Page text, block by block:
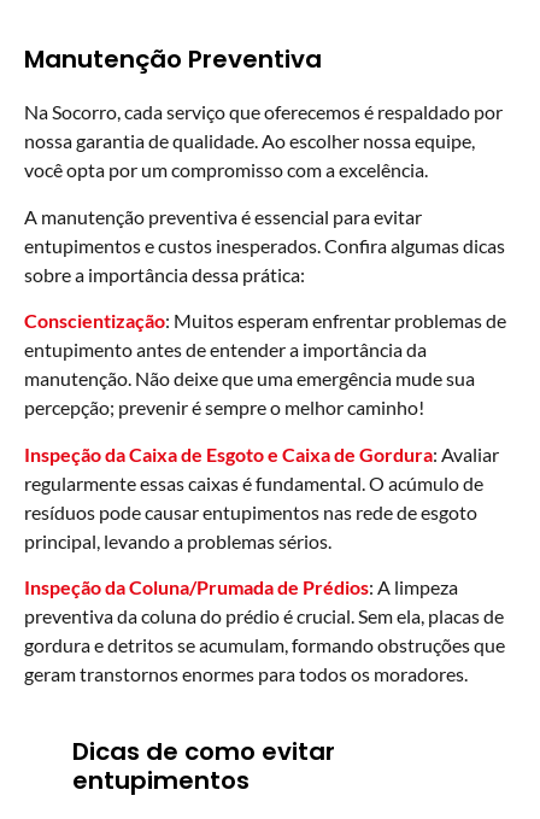
Manutenção Preventiva
Na Socorro, cada serviço que oferecemos é respaldado por
nossa garantia de qualidade. Ao escolher nossa equipe,
você opta por um compromisso com a excelência.
A manutenção preventiva é essencial para evitar
entupimentos e custos inesperados. Confira algumas dicas
sobre a importância dessa prática:
Conscientização: Muitos esperam enfrentar problemas de
entupimento antes de entender a importância da
manutenção. Não deixe que uma emergência mude sua
percepção; prevenir é sempre o melhor caminho!
Inspeção da Caixa de Esgoto e Caixa de Gordura: Avaliar
regularmente essas caixas é fundamental. O acúmulo de
resíduos pode causar entupimentos nas rede de esgoto
principal, levando a problemas sérios.
Inspeção da Coluna/Prumada de Prédios: A limpeza
preventiva da coluna do prédio é crucial. Sem ela, placas de
gordura e detritos se acumulam, formando obstruções que
geram transtornos enormes para todos os moradores.
Dicas de como evitar
entupimentos